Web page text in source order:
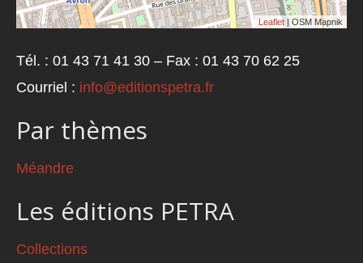
Leaflet | OSM Mapnik
Tél. : 01 43 71 41 30 – Fax : 01 43 70 62 25
Courriel : info@editionspetra.fr
Par thèmes
Méandre
Les éditions PETRA
Collections